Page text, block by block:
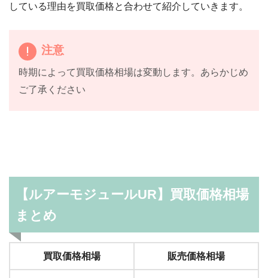
している理由を買取価格と合わせて紹介していきます。
注意
時期によって買取価格相場は変動します。あらかじめ
ご了承ください
【ルアーモジュールUR】買取価格相場
まとめ
買取価格相場 販売価格相場